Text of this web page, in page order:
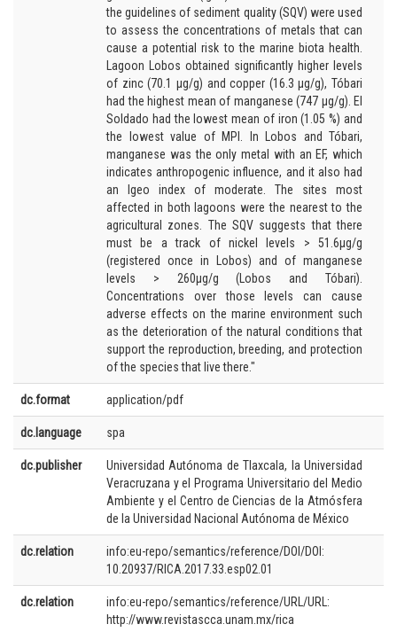
the guidelines of sediment quality (SQV) were used
to assess the concentrations of metals that can
cause a potential risk to the marine biota health.
Lagoon Lobos obtained significantly higher levels
of zinc (70.1 μg/g) and copper (16.3 μg/g), Tóbari
had the highest mean of manganese (747 μg/g). El
Soldado had the lowest mean of iron (1.05 %) and
the lowest value of MPI. In Lobos and Tóbari,
manganese was the only metal with an EF, which
indicates anthropogenic influence, and it also had
an Igeo index of moderate. The sites most
affected in both lagoons were the nearest to the
agricultural zones. The SQV suggests that there
must be a track of nickel levels > 51.6μg/g
(registered once in Lobos) and of manganese
levels > 260μg/g (Lobos and Tóbari).
Concentrations over those levels can cause
adverse effects on the marine environment such
as the deterioration of the natural conditions that
support the reproduction, breeding, and protection
of the species that live there."
dc.format application/pdf
dc.language spa
dc.publisher
Universidad Autónoma de Tlaxcala, la Universidad
Veracruzana y el Programa Universitario del Medio
Ambiente y el Centro de Ciencias de la Atmósfera
de la Universidad Nacional Autónoma de México
dc.relation
info:eu-repo/semantics/reference/DOI/DOI:
10.20937/RICA.2017.33.esp02.01
dc.relation
info:eu-repo/semantics/reference/URL/URL:
http://www.revistascca.unam.mx/rica